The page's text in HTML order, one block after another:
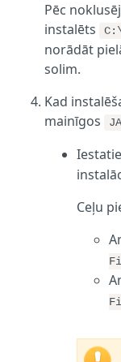
Pēc
instalēts
norādāt
solim.
Kad
mainīgos
Ceļu